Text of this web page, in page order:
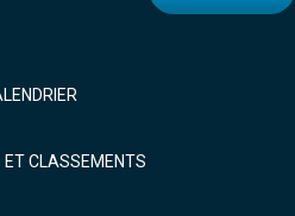
ET CLASSEMENTS